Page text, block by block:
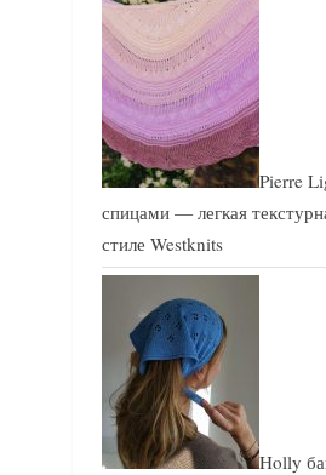
Pierre
спицами — легкая
стиле Westknits
Holly